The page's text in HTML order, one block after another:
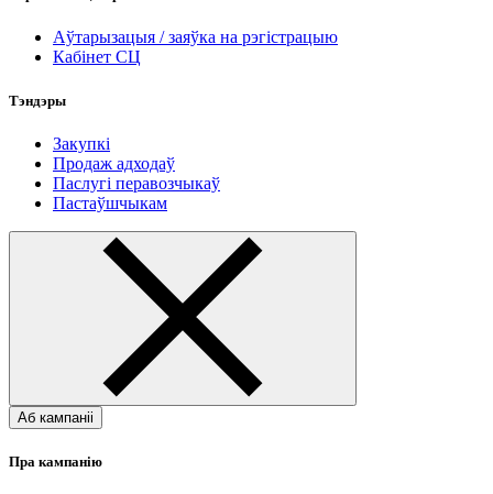
Аўтарызацыя / заяўка на рэгістрацыю
Кабінет СЦ
Тэндэры
Закупкі
Продаж адходаў
Паслугі перавозчыкаў
Пастаўшчыкам
Аб кампаніі
Пра кампанію